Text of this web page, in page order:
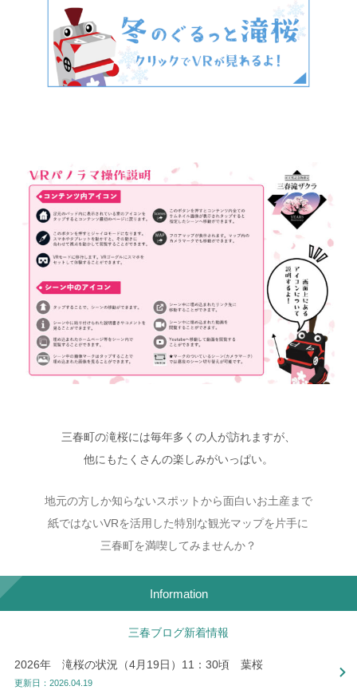
三春町の滝桜には毎年多くの人が訪れますが、
他にもたくさんの楽しみがいっぱい。
地元の方しか知らないスポットから面白いお土産まで
紙ではないVRを活用した特別な観光マップを片手に
三春町を満喫してみませんか？
Information
三春ブログ新着情報
2026年 滝桜の状況（4月19日）11：30頃 葉桜
更新日：2026.04.19